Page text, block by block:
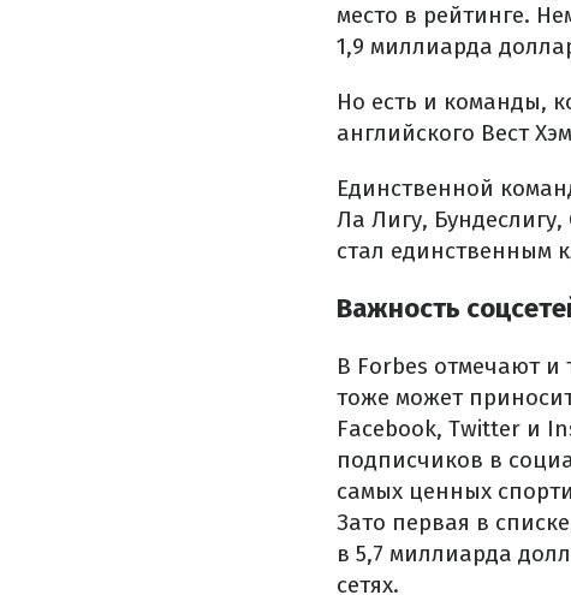
место в рейтинге.
1,9 миллиарда
Но есть и команды,
английского Вест
Единственной
Ла Лигу,
стал единственным
Важность
В Forbes отмечают и
тоже может
Facebook, Twitter и
подписчиков в
самых ценных
Зато первая в
в 5,7 миллиарда
сетях.